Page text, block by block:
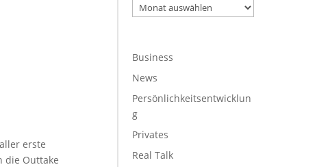
erste
die Outtake
Archiv
Business
News
Persönlichkeitsentwicklun
g
Privates
Real Talk